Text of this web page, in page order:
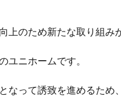
上のため新たな取り組み
ユニホームです。
なって誘致を進めるため